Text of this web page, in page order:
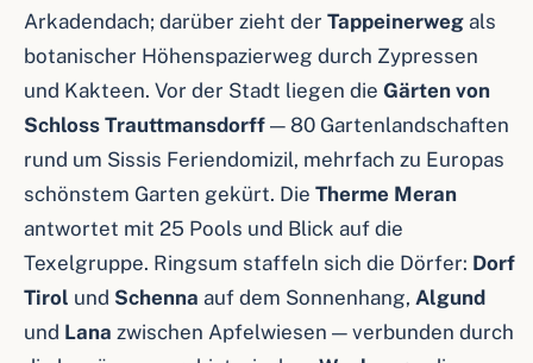
Arkadendach; darüber zieht der Tappeinerweg als
botanischer Höhenspazierweg durch Zypressen
und Kakteen. Vor der Stadt liegen die Gärten von
Schloss Trauttmansdorff — 80 Gartenlandschaften
rund um Sissis Feriendomizil, mehrfach zu Europas
schönstem Garten gekürt. Die Therme Meran
antwortet mit 25 Pools und Blick auf die
Texelgruppe. Ringsum staffeln sich die Dörfer: Dorf
Tirol und Schenna auf dem Sonnenhang, Algund
und Lana zwischen Apfelwiesen — verbunden durch